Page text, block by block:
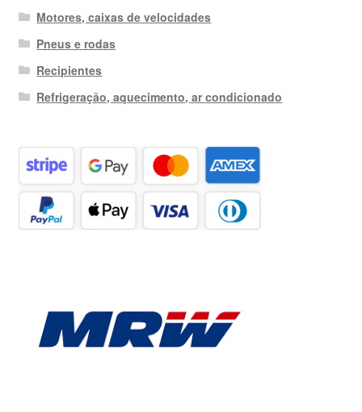
Motores, caixas de velocidades
Pneus e rodas
Recipientes
Refrigeração, aquecimento, ar condicionado